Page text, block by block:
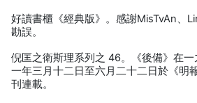
好讀書櫃《經典版》。感謝MisTvAn、
勘誤。
倪匡之衛斯理系列之 46。《後備》在一
一年三月十二日至六月二十二日於《明
刊連載。